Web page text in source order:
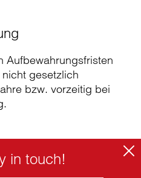
Aufbewahrungsfristen
gesetzlich
bzw. vorzeitig bei